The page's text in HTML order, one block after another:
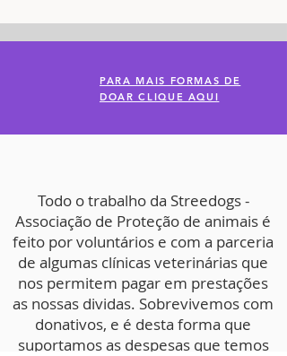
PARA MAIS FORMAS DE
DOAR CLIQUE AQUI
Todo o trabalho da Streedogs -
Associação de Proteção de animais é
feito por voluntários e com a parceria
de algumas clínicas veterinárias que
nos permitem pagar em prestações
as nossas dividas. Sobrevivemos com
donativos, e é desta forma que
suportamos as despesas que temos